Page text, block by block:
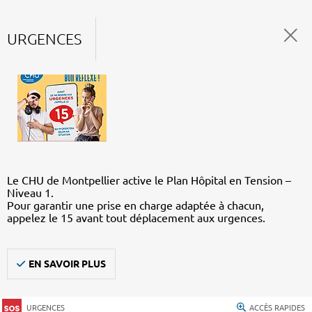
URGENCES
Le CHU de Montpellier active le Plan Hôpital en Tension –
Niveau 1.
Pour garantir une prise en charge adaptée à chacun,
appelez le 15 avant tout déplacement aux urgences.
EN SAVOIR PLUS
URGENCES ACCÈS RAPIDES